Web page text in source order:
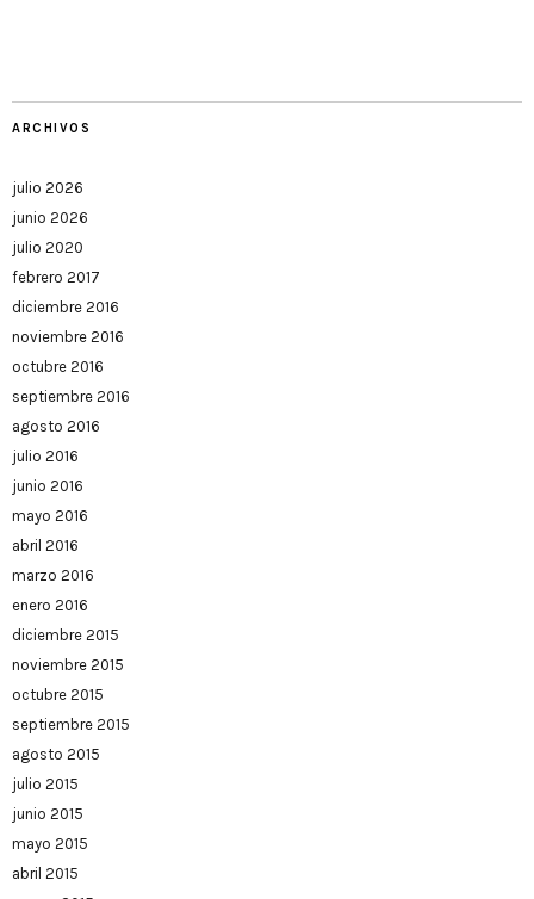
ARCHIVOS
julio 2026
junio 2026
julio 2020
febrero 2017
diciembre 2016
noviembre 2016
octubre 2016
septiembre 2016
agosto 2016
julio 2016
junio 2016
mayo 2016
abril 2016
marzo 2016
enero 2016
diciembre 2015
noviembre 2015
octubre 2015
septiembre 2015
agosto 2015
julio 2015
junio 2015
mayo 2015
abril 2015